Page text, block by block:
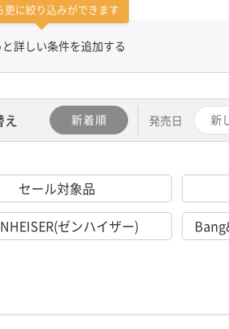
を選び直す（かんたん検索）
更に絞り込みができます
詳しい条件を追加する
新着順 発売日 新
セール対象品
ゼンハイザー)